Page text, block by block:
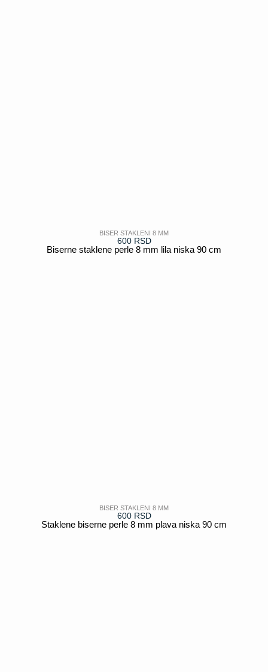
BISER STAKLENI 8 MM
600 RSD
Biserne staklene perle 8 mm lila niska 90 cm
BISER STAKLENI 8 MM
600 RSD
Staklene biserne perle 8 mm plava niska 90 cm